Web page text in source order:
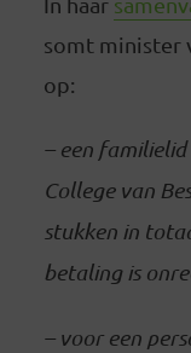
somt minister
op:
– een
College van
stukken in
betaling is
– voor een